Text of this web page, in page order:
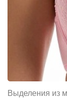
Выделения из